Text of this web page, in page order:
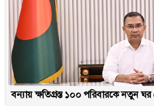
বন্যায় ক্ষতিগ্রস্ত ১০০ পরিবারকে নতুন ঘর